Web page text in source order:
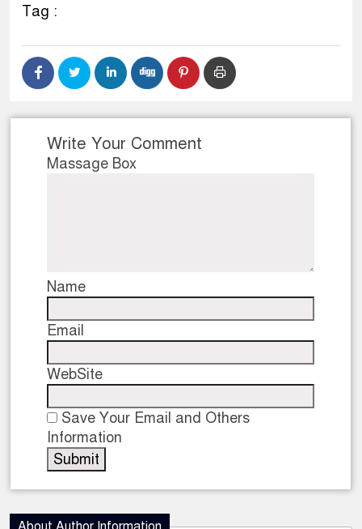
Tag :
Write Your Comment
Massage Box
Name
Email
WebSite
Save Your Email and Others
Information